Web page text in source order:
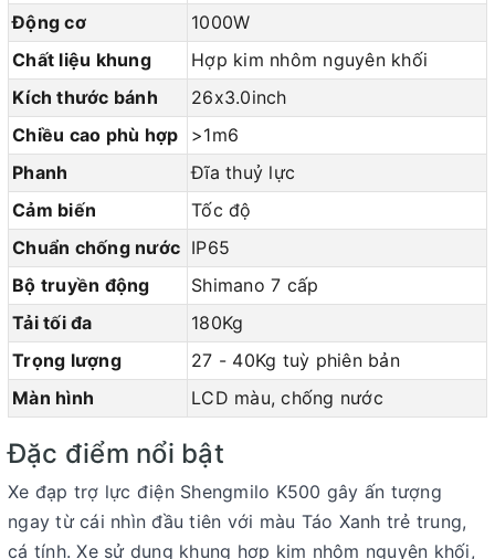
Động cơ
1000W
Chất liệu khung
Hợp kim nhôm nguyên khối
Kích thước bánh
26x3.0inch
Chiều cao phù hợp
>1m6
Phanh
Đĩa thuỷ lực
Cảm biến
Tốc độ
Chuẩn chống nước IP65
Bộ truyền động
Shimano 7 cấp
Tải tối đa
180Kg
Trọng lượng
27 - 40Kg tuỳ phiên bản
Màn hình
LCD màu, chống nước
Đặc điểm nổi bật
Xe đạp trợ lực điện Shengmilo K500 gây ấn tượng
ngay từ cái nhìn đầu tiên với màu Táo Xanh trẻ trung,
cá tính. Xe sử dụng khung hợp kim nhôm nguyên khối,